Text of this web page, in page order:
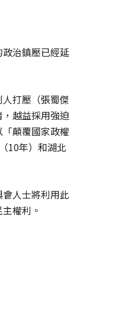
治鎮壓已經延
打壓（張蜀傑
越益採用強迫
顛覆國家政權
10年）和湖北
人士將利用此
權利。